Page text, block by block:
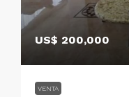
US$ 200,000
VENTA